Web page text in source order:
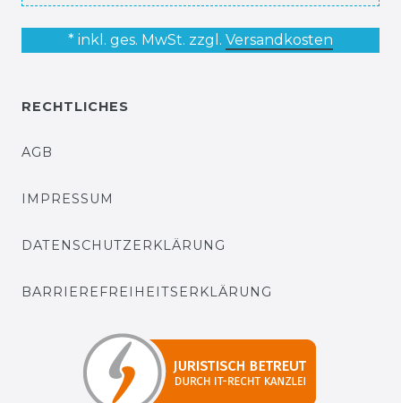
* inkl. ges. MwSt. zzgl. Versandkosten
RECHTLICHES
AGB
IMPRESSUM
DATENSCHUTZERKLÄRUNG
BARRIEREFREIHEITSERKLÄRUNG